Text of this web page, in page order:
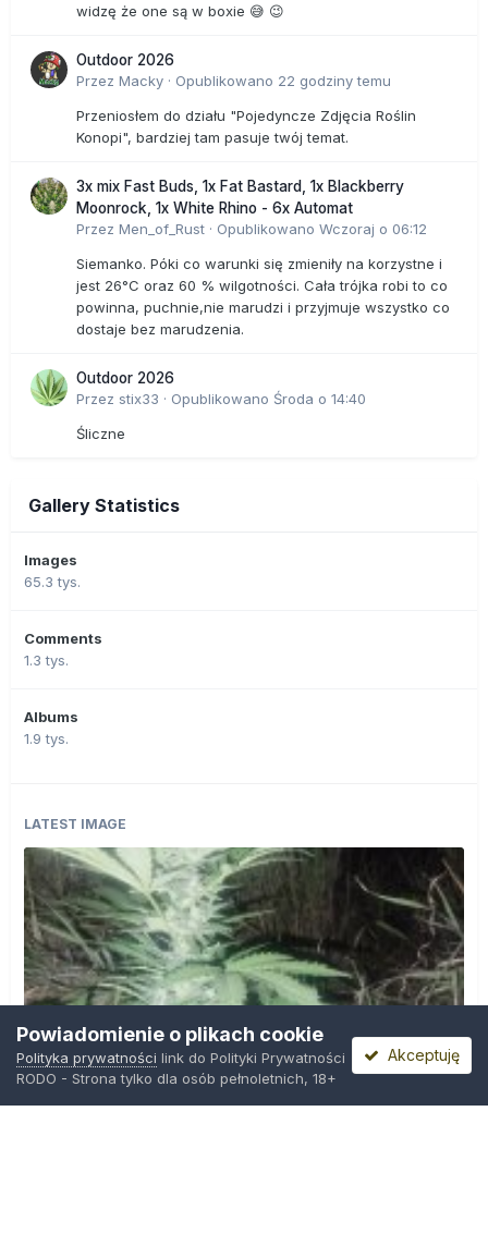
widzę że one są w boxie 😅 😉
Outdoor 2026
Przez Macky · Opublikowano 22 godziny temu
Przeniosłem do działu "Pojedyncze Zdjęcia Roślin
Konopi", bardziej tam pasuje twój temat.
3x mix Fast Buds, 1x Fat Bastard, 1x Blackberry
Moonrock, 1x White Rhino - 6x Automat
Przez Men_of_Rust · Opublikowano Wczoraj o 06:12
Siemanko. Póki co warunki się zmieniły na korzystne i
jest 26°C oraz 60 % wilgotności. Cała trójka robi to co
powinna, puchnie,nie marudzi i przyjmuje wszystko co
dostaje bez marudzenia.
Outdoor 2026
Przez stix33 · Opublikowano Środa o 14:40
Śliczne
Gallery Statistics
Images
65.3 tys.
Comments
1.3 tys.
Albums
1.9 tys.
LATEST IMAGE
Powiadomienie o plikach cookie
Polityka prywatności link do Polityki Prywatności
RODO - Strona tylko dla osób pełnoletnich, 18+
Akceptuję